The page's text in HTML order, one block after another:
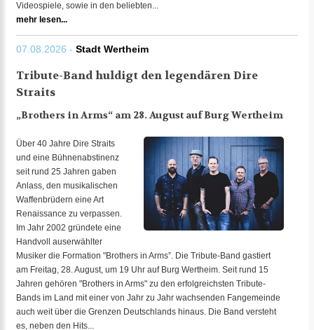
Videospiele, sowie in den beliebten...
mehr lesen...
07.08.2026 - Stadt Wertheim
Tribute-Band huldigt den legendären Dire
Straits
„Brothers in Arms“ am 28. August auf Burg Wertheim
Über 40 Jahre Dire Straits
und eine Bühnenabstinenz
seit rund 25 Jahren gaben
Anlass, den musikalischen
Waffenbrüdern eine Art
Renaissance zu verpassen.
Im Jahr 2002 gründete eine
Handvoll auserwählter
Musiker die Formation "Brothers in Arms”. Die Tribute-Band gastiert
am Freitag, 28. August, um 19 Uhr auf Burg Wertheim. Seit rund 15
Jahren gehören "Brothers in Arms" zu den erfolgreichsten Tribute-
Bands im Land mit einer von Jahr zu Jahr wachsenden Fangemeinde
auch weit über die Grenzen Deutschlands hinaus. Die Band versteht
es, neben den Hits...